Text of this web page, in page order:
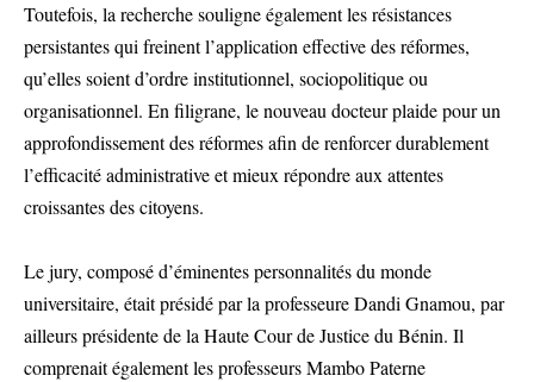
Toutefois, la recherche souligne également les résistances
persistantes qui freinent l’application effective des réformes,
qu’elles soient d’ordre institutionnel, sociopolitique ou
organisationnel. En filigrane, le nouveau docteur plaide pour un
approfondissement des réformes afin de renforcer durablement
l’efficacité administrative et mieux répondre aux attentes
croissantes des citoyens.
Le jury, composé d’éminentes personnalités du monde
universitaire, était présidé par la professeure Dandi Gnamou, par
ailleurs présidente de la Haute Cour de Justice du Bénin. Il
comprenait également les professeurs Mambo Paterne